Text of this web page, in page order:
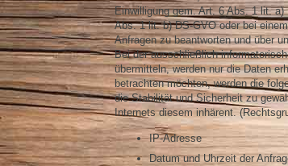
Einwilligung gem. Art. 6 Abs. 1 lit.
Abs. 1 lit. b) DS-GVO oder bei
Anfragen zu beantworten und über
Bei der ausschließlich
übermitteln, werden nur die Daten
betrachten möchten, werden die
die Stabilität und Sicherheit zu
Internets diesem inhärent.
IP-Adresse
Datum und Uhrzeit der